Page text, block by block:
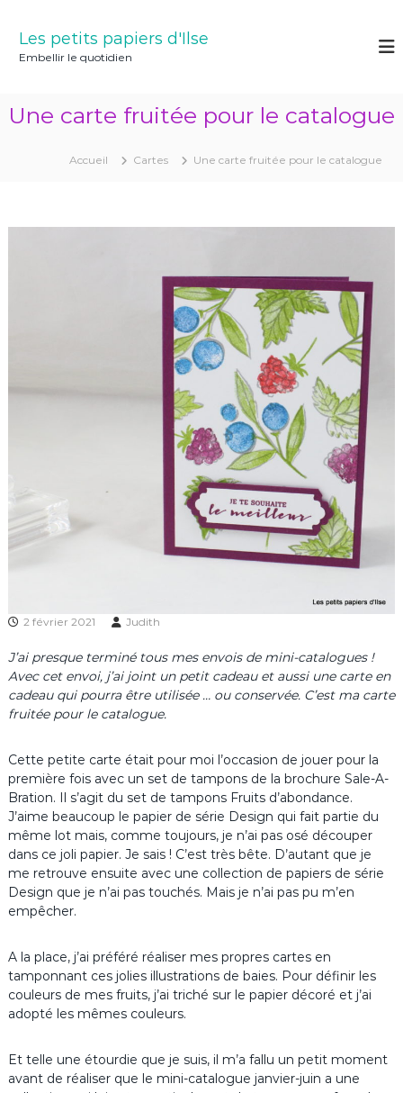
Les petits papiers d'Ilse
Embellir le quotidien
Une carte fruitée pour le catalogue
Accueil Cartes Une carte fruitée pour le catalogue
2 février 2021 Judith
J’ai presque terminé tous mes envois de mini-catalogues !
Avec cet envoi, j’ai joint un petit cadeau et aussi une carte en
cadeau qui pourra être utilisée … ou conservée. C’est ma carte
fruitée pour le catalogue.
Cette petite carte était pour moi l’occasion de jouer pour la
première fois avec un set de tampons de la brochure Sale-A-
Bration. Il s’agit du set de tampons Fruits d’abondance.
J’aime beaucoup le papier de série Design qui fait partie du
même lot mais, comme toujours, je n’ai pas osé découper
dans ce joli papier. Je sais ! C’est très bête. D’autant que je
me retrouve ensuite avec une collection de papiers de série
Design que je n’ai pas touchés. Mais je n’ai pas pu m’en
empêcher.
A la place, j’ai préféré réaliser mes propres cartes en
tamponnant ces jolies illustrations de baies. Pour définir les
couleurs de mes fruits, j’ai triché sur le papier décoré et j’ai
adopté les mêmes couleurs.
Et telle une étourdie que je suis, il m’a fallu un petit moment
avant de réaliser que le mini-catalogue janvier-juin a une